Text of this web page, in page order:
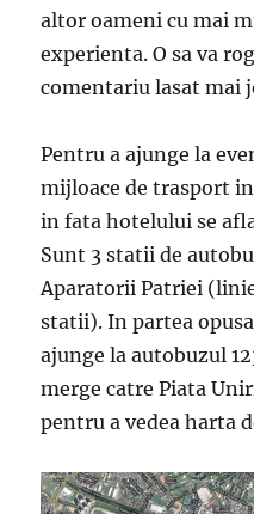
altor oameni cu mai
experienta. O sa va
comentariu lasat mai
Pentru a ajunge la
mijloace de trasport
in fata hotelului se
Sunt 3 statii de
Aparatorii Patriei
statii). In partea
ajunge la autobuzul
merge catre Piata
pentru a vedea harta